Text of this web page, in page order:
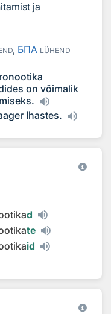
ja
, БПА LÜHEND
on võimalik
Ihastes.
d
te
id